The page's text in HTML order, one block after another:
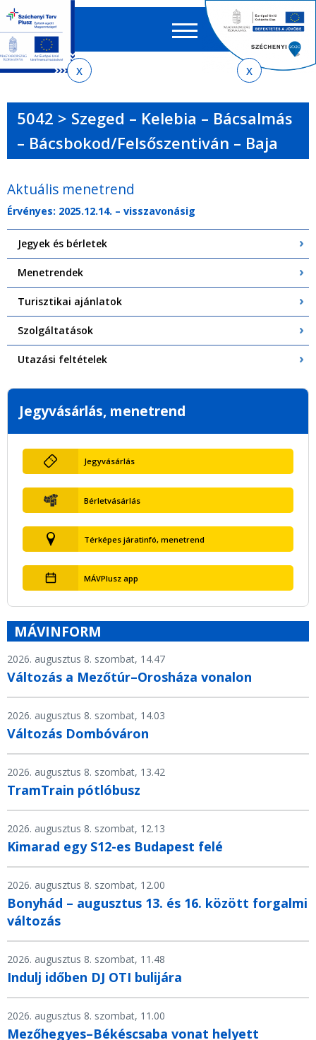
menetrendkeresőhöz
almenühöz
tartalomra
oldaltérképre
EN HU
űrlap
5042 > Szeged – Kelebia – Bácsalmás
– Bácsbokod/Felsőszentiván – Baja
Aktuális menetrend
Érvényes: 2025.12.14. – visszavonásig
Jegyek és bérletek
Menetrendek
Turisztikai ajánlatok
Szolgáltatások
Utazási feltételek
Jegyvásárlás, menetrend
Jegyvásárlás
Bérletvásárlás
Térképes járatinfó, menetrend
MÁVPlusz app
MÁVINFORM
2026. augusztus 8. szombat, 14.47
Változás a Mezőtúr–Orosháza vonalon
2026. augusztus 8. szombat, 14.03
Változás Dombóváron
2026. augusztus 8. szombat, 13.42
TramTrain pótlóbusz
2026. augusztus 8. szombat, 12.13
Kimarad egy S12-es Budapest felé
2026. augusztus 8. szombat, 12.00
Bonyhád – augusztus 13. és 16. között forgalmi
változás
2026. augusztus 8. szombat, 11.48
Indulj időben DJ OTI bulijára
2026. augusztus 8. szombat, 11.00
Mezőhegyes–Békéscsaba vonat helyett